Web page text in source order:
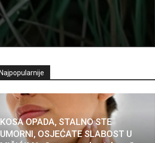
KOSA OPADA, STALNO STE
UMORNI, OSJEĆATE SLABOST U